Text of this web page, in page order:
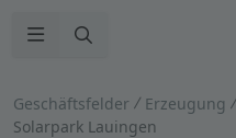
Geschäftsfelder Erzeugung
Solarpark Lauingen